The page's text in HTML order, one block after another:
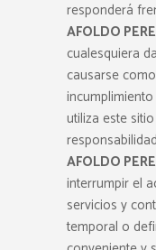
responderá
AFOLDO
cualesquiera
causarse
utiliza este
AFOLDO
interrumpir el
servicios y
temporal o